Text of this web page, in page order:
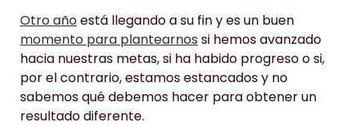
Otro añoestá llegando a su fin y es un buen
momento para plantearnos si hemos avanzado
hacia nuestras metas, si ha habido progreso o si,
por el contrario, estamos estancados y no
sabemos qué debemos hacer para obtener un
resultado diferente.